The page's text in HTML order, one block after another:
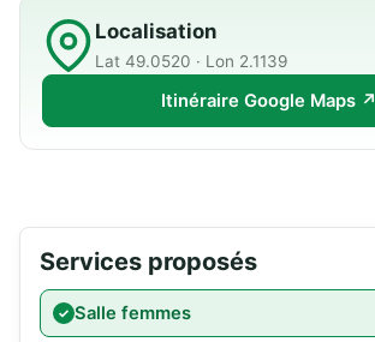
Localisation
Lat 49.0520 · Lon 2.1139
Itinéraire Google Maps ↗
Services proposés
Salle femmes